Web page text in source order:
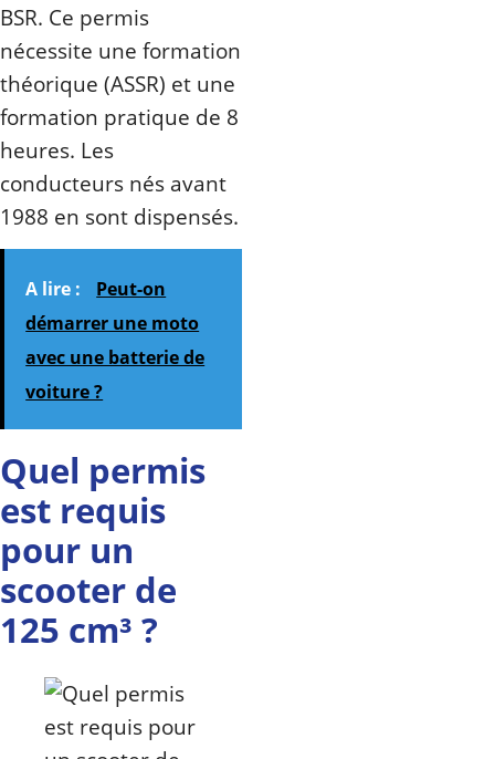
BSR. Ce permis
nécessite une formation
théorique (ASSR) et une
formation pratique de 8
heures. Les
conducteurs nés avant
1988 en sont dispensés.
A lire :
Peut-on
démarrer une moto
avec une batterie de
voiture ?
Quel permis
est requis
pour un
scooter de
125 cm³ ?